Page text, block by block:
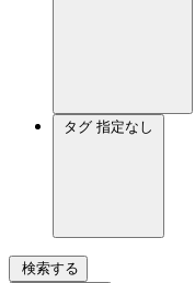
タグ 指定なし
検索する